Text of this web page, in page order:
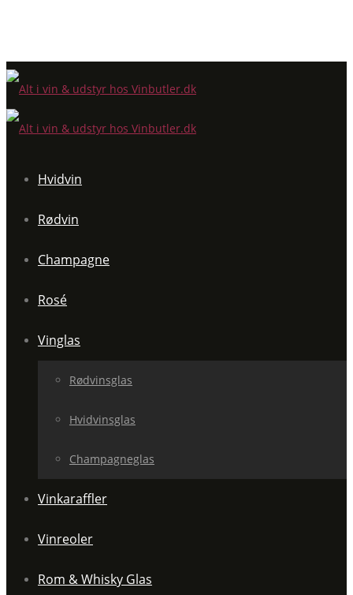
Hvidvin
Rødvin
Champagne
Rosé
Vinglas
Rødvinsglas
Hvidvinsglas
Champagneglas
Vinkaraffler
Vinreoler
Rom & Whisky Glas